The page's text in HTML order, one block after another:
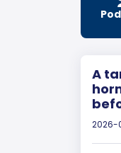
A
2026-